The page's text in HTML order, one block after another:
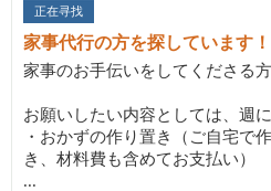
正在寻找
家事代行の方を探しています！
家事のお手伝いをしてくださる
お願いしたい内容としては、週に
・おかずの作り置き（ご自宅で
き、材料費も含めてお支払い）
...